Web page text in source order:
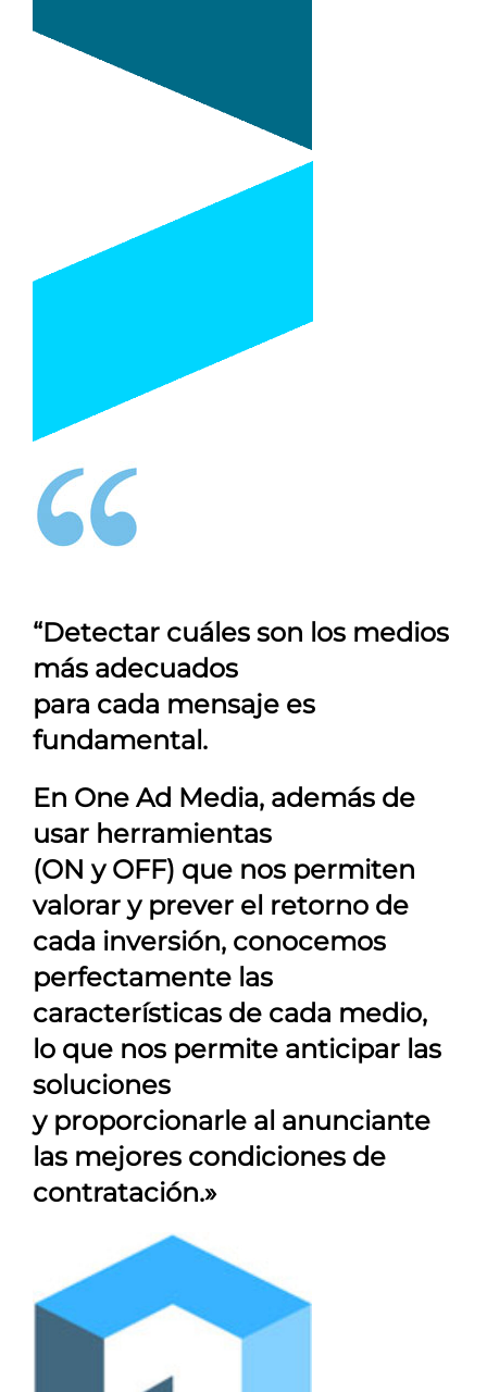
“Detectar cuáles son los medios
más adecuados
para cada mensaje es
fundamental.
En One Ad Media, además de
usar herramientas
(ON y OFF) que nos permiten
valorar y prever el retorno de
cada inversión, conocemos
perfectamente las
características de cada medio,
lo que nos permite anticipar las
soluciones
y proporcionarle al anunciante
las mejores condiciones de
contratación.»